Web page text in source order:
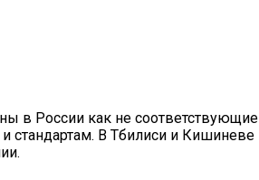
в России как не
стандартам. В Тбилиси и Кишиневе